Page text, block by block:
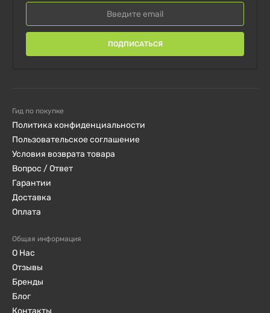
ПОДПИСАТЬСЯ
Гид по покупке
Политика конфиденциальности
Пользовательское соглашение
Условия возврата товара
Вопрос / Ответ
Гарантии
Доставка
Оплата
Общая информация
О Нас
Отзывы
Бренды
Блог
Контакты